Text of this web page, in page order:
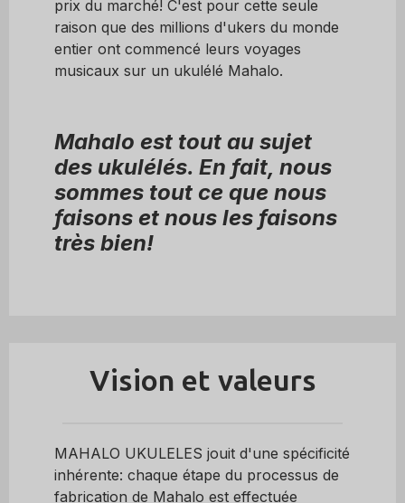
prix du marché! C'est pour cette seule
raison que des millions d'ukers du monde
entier ont commencé leurs voyages
musicaux sur un ukulélé Mahalo.
Mahalo est tout au sujet
des ukulélés. En fait, nous
sommes tout ce que nous
faisons et nous les faisons
très bien!
Vision et valeurs
MAHALO UKULELES jouit d'une spécificité
inhérente: chaque étape du processus de
fabrication de Mahalo est effectuée